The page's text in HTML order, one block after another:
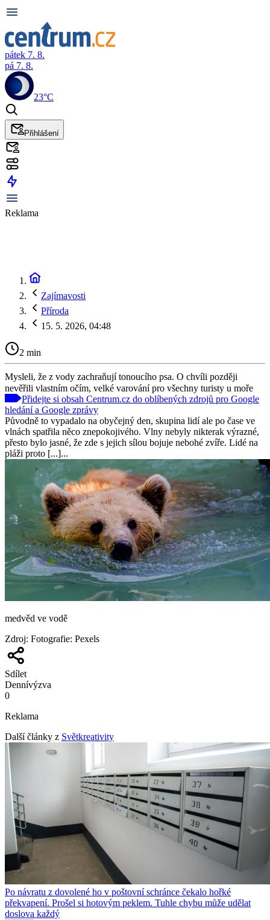
pátek 7. 8.
pá 7. 8.
23°C
Přihlášení
Reklama
Zajímavosti
Příroda
15. 5. 2026, 04:48
2 min
Mysleli, že z vody zachraňují tonoucího psa. O chvíli později
nevěřili vlastním očím, velké varování pro všechny turisty u moře
Přidejte si obsah Centrum.cz do oblíbených zdrojů pro Google
hledání a Google zprávy
Původně to vypadalo na obyčejný den, skupina lidí ale po čase ve
vlnách spatřila něco znepokojivého. Vlny nebyly nikterak výrazné,
přesto bylo jasné, že zde s jejich sílou bojuje nebohé zvíře. Lidé na
pláži proto [...]...
medvěd ve vodě
Zdroj: Fotografie: Pexels
Sdílet
Dennívýzva
0
Reklama
Další články z Světkreativity
Po návratu z dovolené ho v poštovní schránce čekalo hořké
překvapení. Prošel si hotovým peklem. Tuhle chybu může udělat
doslova každý